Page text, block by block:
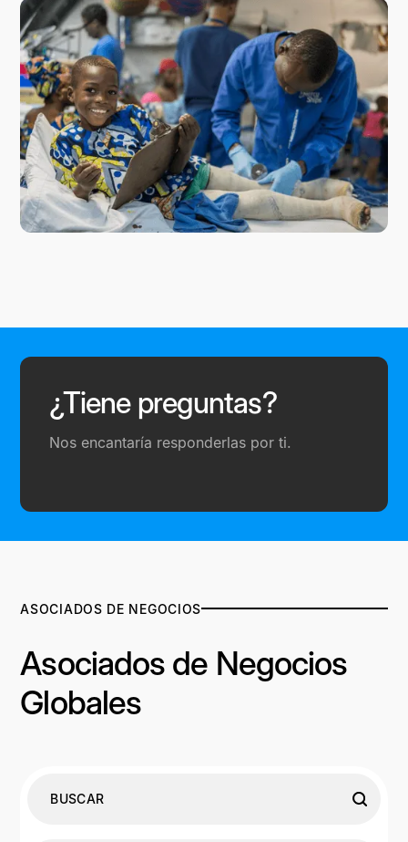
¿Tiene preguntas?
Nos encantaría responderlas por ti.
ASOCIADOS DE NEGOCIOS
Asociados de Negocios
Globales